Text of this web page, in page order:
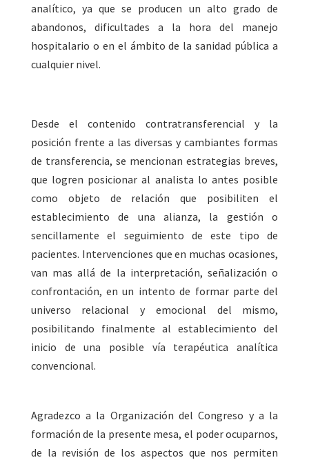
analítico, ya que se producen un alto grado de
abandonos, dificultades a la hora del manejo
hospitalario o en el ámbito de la sanidad pública a
cualquier nivel.
Desde el contenido contratransferencial y la
posición frente a las diversas y cambiantes formas
de transferencia, se mencionan estrategias breves,
que logren posicionar al analista lo antes posible
como objeto de relación que posibiliten el
establecimiento de una alianza, la gestión o
sencillamente el seguimiento de este tipo de
pacientes. Intervenciones que en muchas ocasiones,
van mas allá de la interpretación, señalización o
confrontación, en un intento de formar parte del
universo relacional y emocional del mismo,
posibilitando finalmente al establecimiento del
inicio de una posible vía terapéutica analítica
convencional.
Agradezco a la Organización del Congreso y a la
formación de la presente mesa, el poder ocuparnos,
de la revisión de los aspectos que nos permiten